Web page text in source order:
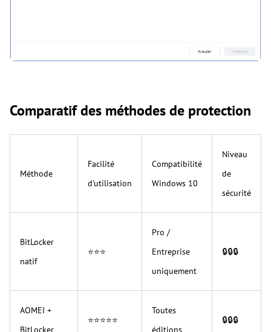
Comparatif des méthodes de protection
Méthode
Facilité
d'utilisation
Compatibilité
Windows 10
Niveau
de
sécurité
BitLocker
natif
⭐⭐⭐
Pro /
Entreprise
uniquement
🔒🔒🔒
AOMEI +
BitLocker
⭐⭐⭐⭐⭐
Toutes
éditions
🔒🔒🔒